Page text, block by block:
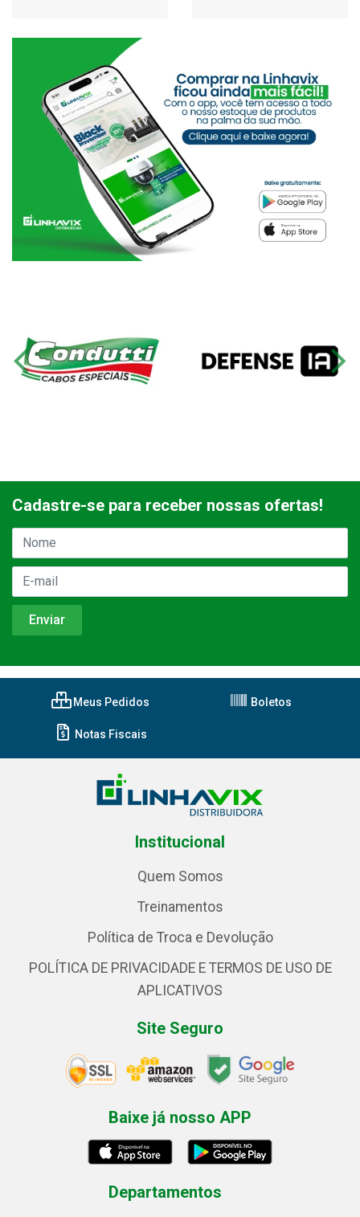
Cadastre-se para receber nossas ofertas!
Meus Pedidos Boletos
Notas Fiscais
Institucional
Quem Somos
Treinamentos
Política de Troca e Devolução
POLÍTICA DE PRIVACIDADE E TERMOS DE USO DE
APLICATIVOS
Site Seguro
Baixe já nosso APP
Departamentos